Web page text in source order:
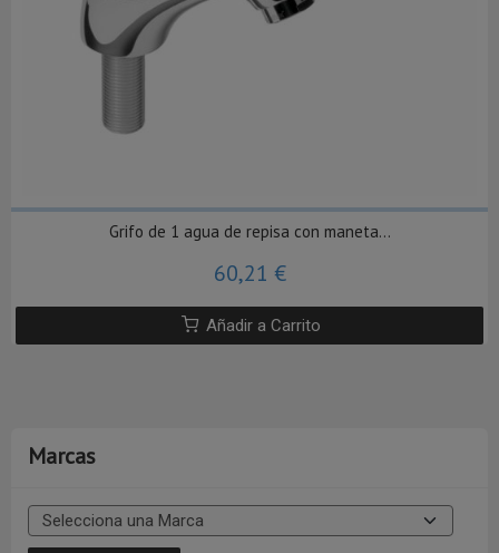
Marcas
Grifo de 1 agua de repisa con maneta...
60,21 €
Añadir a Carrito